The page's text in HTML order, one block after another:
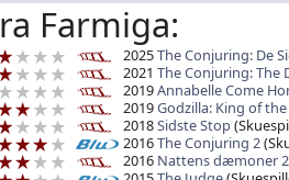
Farmiga:
2025The Conjuring: De
2021 The Conjuring: The
2019Annabelle Come
2019Godzilla: King of
2018Sidste Stop
2016The Conjuring 2
2016 Nattens dæmoner 2